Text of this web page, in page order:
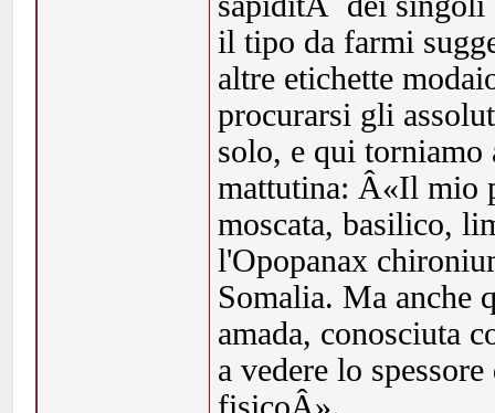
il tipo da farmi
altre etichette
procurarsi gli
solo, e qui
mattutina: Â«Il mio
moscata, basilico,
l'Opopanax
Somalia. Ma anche
amada, conosciuta
a vedere lo